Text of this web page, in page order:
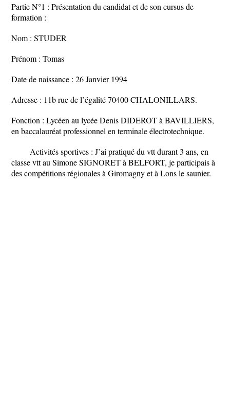
Partie N°1 : Présentation du candidat et de son cursus de
formation :
Nom : STUDER
Prénom : Tomas
Date de naissance : 26 Janvier 1994
Adresse : 11b rue de l’égalité 70400 CHALONILLARS.
Fonction : Lycéen au lycée Denis DIDEROT à BAVILLIERS,
en baccalauréat professionnel en terminale électrotechnique.
Activités sportives : J’ai pratiqué du vtt durant 3 ans, en
classe vtt au Simone SIGNORET à BELFORT, je participais à
des compétitions régionales à Giromagny et à Lons le saunier.